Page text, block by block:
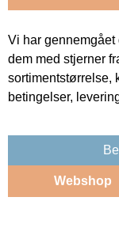
Vi har
dem med stjerner
sortimentstørrelse,
betingelser,
Webshop